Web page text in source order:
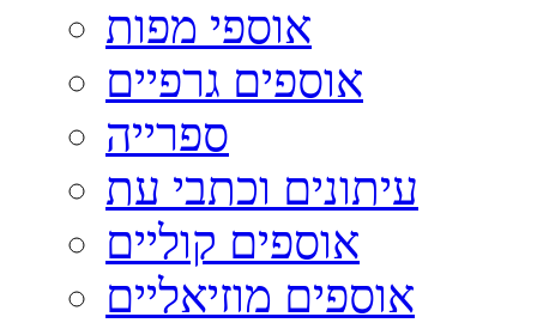
אוספי מפות
אוספים גרפיים
ספרייה
עיתונים וכתבי עת
אוספים קוליים
אוספים מוזיאליים